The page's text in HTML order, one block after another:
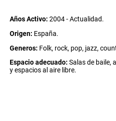
Años Activo: 2004 - Actualidad.
Origen: España.
Generos: Folk, rock, pop, jazz,
Espacio adecuado: Salas de baile,
y espacios al aire libre.